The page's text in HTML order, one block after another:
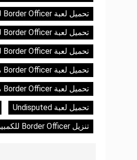
تحميل لعبة Border Officer للكمبيوتر من ميديا فاير + الأونلاين
تحميل لعبة Border Officer للكمبيوتر من ميديا فاير مجاناً
تحميل لعبة Border Officer للكمبيوتر ميديا
تحميل لعبة Border Officer من ميديا فاير
تحميل لعبة Border Officer من ميديا فاير مجاناً
تحميل لعبة Undisputed
تنزيل Border Officer للكمبيوتر برابط مباشر